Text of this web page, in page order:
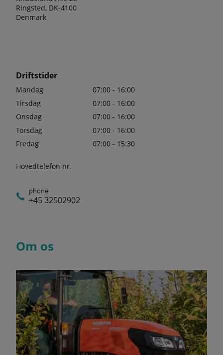
Ringsted, DK-4100
Denmark
Driftstider
Mandag
07:00 - 16:00
Tirsdag
07:00 - 16:00
Onsdag
07:00 - 16:00
Torsdag
07:00 - 16:00
Fredag
07:00 - 15:30
Hovedtelefon nr.
phone
+45 32502902
Om os